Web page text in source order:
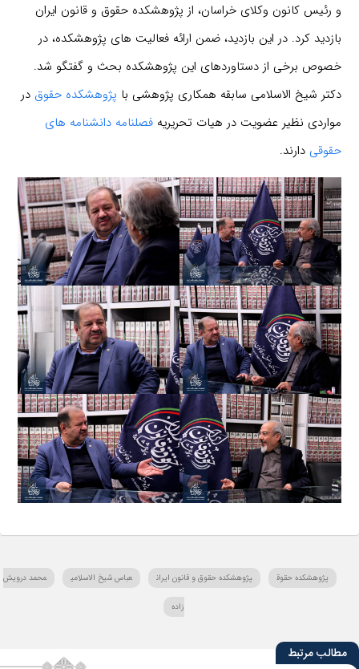
و رئیس کانون وکلای خراسان، از پژوهشکده حقوق و قانون ایران
بازدید کرد. در این بازدید، ضمن ارائه فعالیت های پژوهشکده، در
خصوص برخی از دستاوردهای این پژوهشکده بحث و گفتگو شد.
دکتر شیخ الاسلامی سابقه همکاری پژوهشی با پژوهشکده حقوق در
مواردی نظیر عضویت در هیات تحریریه فصلنامه دانشنامه های
حقوقی دارند.
پژوهشکده حقوق پژوهشکده حقوق و قانون ایران عباس شیخ الاسلامی محمد درویش
زاده
مطالب مرتبط